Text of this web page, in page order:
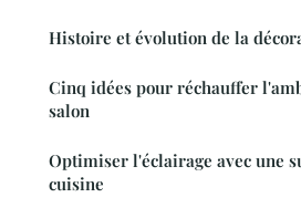
Histoire et évolution de la
Cinq idées pour réchauffer
salon
Optimiser l'éclairage avec une
cuisine